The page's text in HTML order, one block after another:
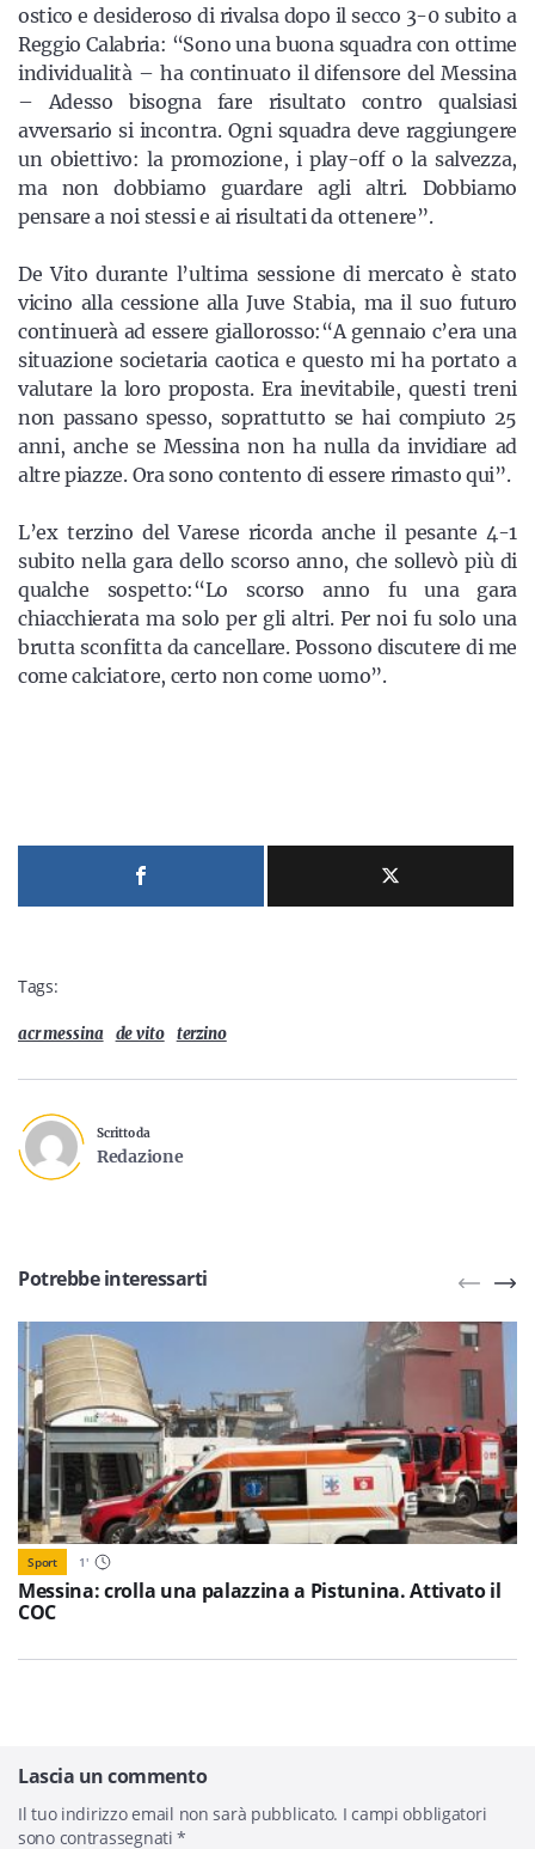
ostico e desideroso di rivalsa dopo il secco 3-0 subito a
Reggio Calabria: “Sono una buona squadra con ottime
individualità – ha continuato il difensore del Messina
– Adesso bisogna fare risultato contro qualsiasi
avversario si incontra. Ogni squadra deve raggiungere
un obiettivo: la promozione, i play-off o la salvezza,
ma non dobbiamo guardare agli altri. Dobbiamo
pensare a noi stessi e ai risultati da ottenere”.
De Vito durante l’ultima sessione di mercato è stato
vicino alla cessione alla Juve Stabia, ma il suo futuro
continuerà ad essere giallorosso:“A gennaio c’era una
situazione societaria caotica e questo mi ha portato a
valutare la loro proposta. Era inevitabile, questi treni
non passano spesso, soprattutto se hai compiuto 25
anni, anche se Messina non ha nulla da invidiare ad
altre piazze. Ora sono contento di essere rimasto qui”.
L’ex terzino del Varese ricorda anche il pesante 4-1
subito nella gara dello scorso anno, che sollevò più di
qualche sospetto:“Lo scorso anno fu una gara
chiacchierata ma solo per gli altri. Per noi fu solo una
brutta sconfitta da cancellare. Possono discutere di me
come calciatore, certo non come uomo”.
Tags:
acr messina de vito terzino
Scritto da
Redazione
Potrebbe interessarti
Sport 1'
Messina: crolla una palazzina a Pistunina. Attivato il
COC
Lascia un commento
Il tuo indirizzo email non sarà pubblicato. I campi obbligatori
sono contrassegnati*